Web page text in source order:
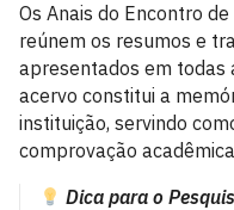
Os Anais do Encontro
reúnem os resumos e
apresentados em todas
acervo constitui a
instituição, servindo
comprovação
Dica para o